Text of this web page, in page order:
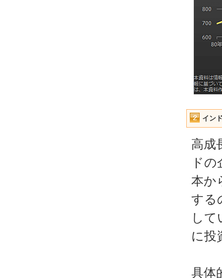
イン
高成
ド
本か
する
して
に投
具体